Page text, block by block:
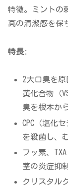
特徴。ミントの
高の清潔感を保
特長:
2大口臭を
黄化合物（
臭を根本か
CPC（塩化
を殺菌し、
フッ素、
茎の炎症抑
クリスタル